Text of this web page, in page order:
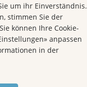
um ihr Einverständnis.
stimmen Sie der
können Ihre Cookie-
anpassen
in der